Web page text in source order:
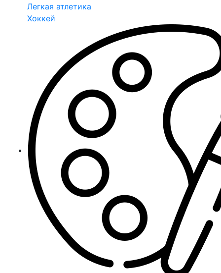
Легкая атлетика
Хоккей